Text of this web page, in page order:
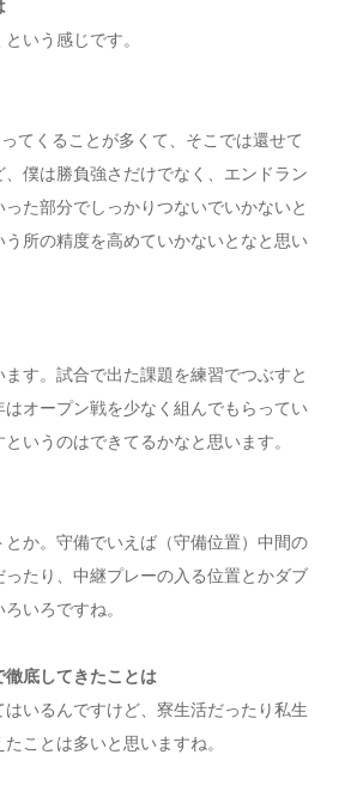
いう感じです。
てくることが多くて、そこでは還せて
僕は勝負強さだけでなく、エンドラン
た部分でしっかりつないでいかないと
所の精度を高めていかないとなと思い
す。試合で出た課題を練習でつぶすと
オープン戦を少なく組んでもらってい
いうのはできてるかなと思います。
か。守備でいえば（守備位置）中間の
たり、中継プレーの入る位置とかダブ
いろですね。
徹底してきたことは
いるんですけど、寮生活だったり私生
ことは多いと思いますね。